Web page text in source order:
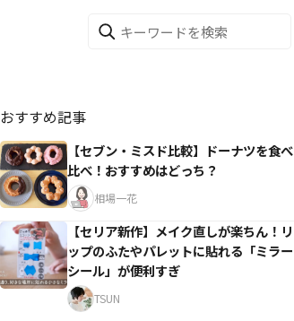
おすすめ記事
【セブン・ミスド比較】ドーナツを食べ
比べ！おすすめはどっち？
相場一花
【セリア新作】メイク直しが楽ちん！リ
ップのふたやパレットに貼れる「ミラー
シール」が便利すぎ
TSUN